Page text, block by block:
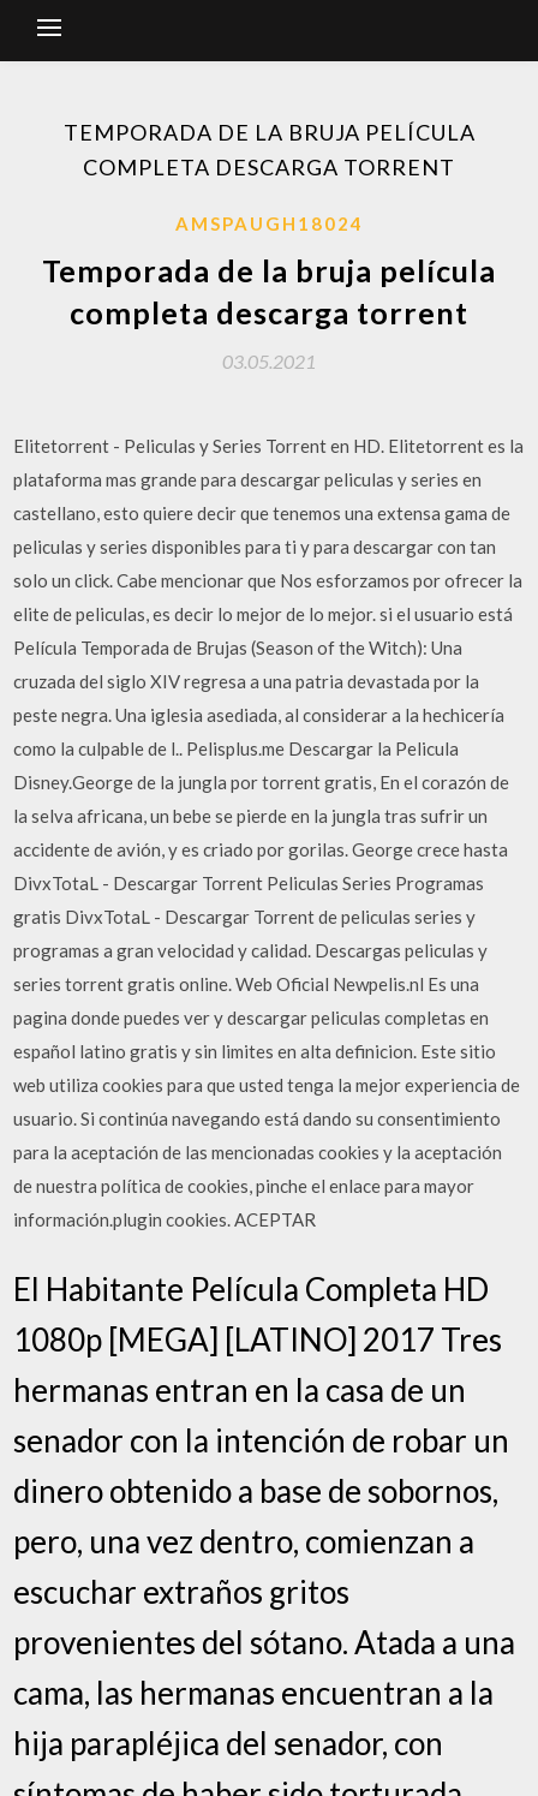
TEMPORADA DE LA BRUJA PELÍCULA
COMPLETA DESCARGA TORRENT
AMSPAUGH18024
Temporada de la bruja película
completa descarga torrent
03.05.2021
Elitetorrent - Peliculas y Series Torrent en HD. Elitetorrent es la
plataforma mas grande para descargar peliculas y series en
castellano, esto quiere decir que tenemos una extensa gama de
peliculas y series disponibles para ti y para descargar con tan
solo un click. Cabe mencionar que Nos esforzamos por ofrecer la
elite de peliculas, es decir lo mejor de lo mejor. si el usuario está
Película Temporada de Brujas (Season of the Witch): Una
cruzada del siglo XIV regresa a una patria devastada por la
peste negra. Una iglesia asediada, al considerar a la hechicería
como la culpable de l.. Pelisplus.me Descargar la Pelicula
Disney.George de la jungla por torrent gratis, En el corazón de
la selva africana, un bebe se pierde en la jungla tras sufrir un
accidente de avión, y es criado por gorilas. George crece hasta
DivxTotaL - Descargar Torrent Peliculas Series Programas
gratis DivxTotaL - Descargar Torrent de peliculas series y
programas a gran velocidad y calidad. Descargas peliculas y
series torrent gratis online. Web Oficial Newpelis.nl Es una
pagina donde puedes ver y descargar peliculas completas en
español latino gratis y sin limites en alta definicion. Este sitio
web utiliza cookies para que usted tenga la mejor experiencia de
usuario. Si continúa navegando está dando su consentimiento
para la aceptación de las mencionadas cookies y la aceptación
de nuestra política de cookies, pinche el enlace para mayor
información.plugin cookies. ACEPTAR
El Habitante Película Completa HD
1080p [MEGA] [LATINO] 2017 Tres
hermanas entran en la casa de un
senador con la intención de robar un
dinero obtenido a base de sobornos,
pero, una vez dentro, comienzan a
escuchar extraños gritos
provenientes del sótano. Atada a una
cama, las hermanas encuentran a la
hija parapléjica del senador, con